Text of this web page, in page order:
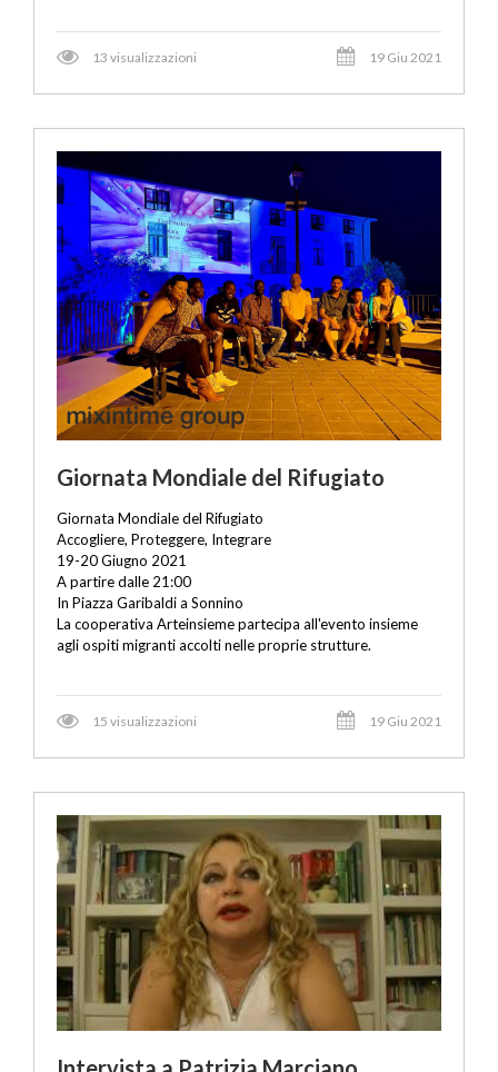
13 visualizzazioni 19 Giu 2021
Giornata Mondiale del Rifugiato
Giornata Mondiale del Rifugiato
Accogliere, Proteggere, Integrare
19-20 Giugno 2021
A partire dalle 21:00
In Piazza Garibaldi a Sonnino
La cooperativa Arteinsieme partecipa all'evento insieme
agli ospiti migranti accolti nelle proprie strutture.
15 visualizzazioni 19 Giu 2021